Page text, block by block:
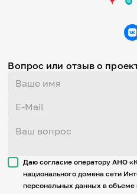
Вопрос или отзыв о
Даю согласие оператору АНО
национального домена сети
персональных данных в